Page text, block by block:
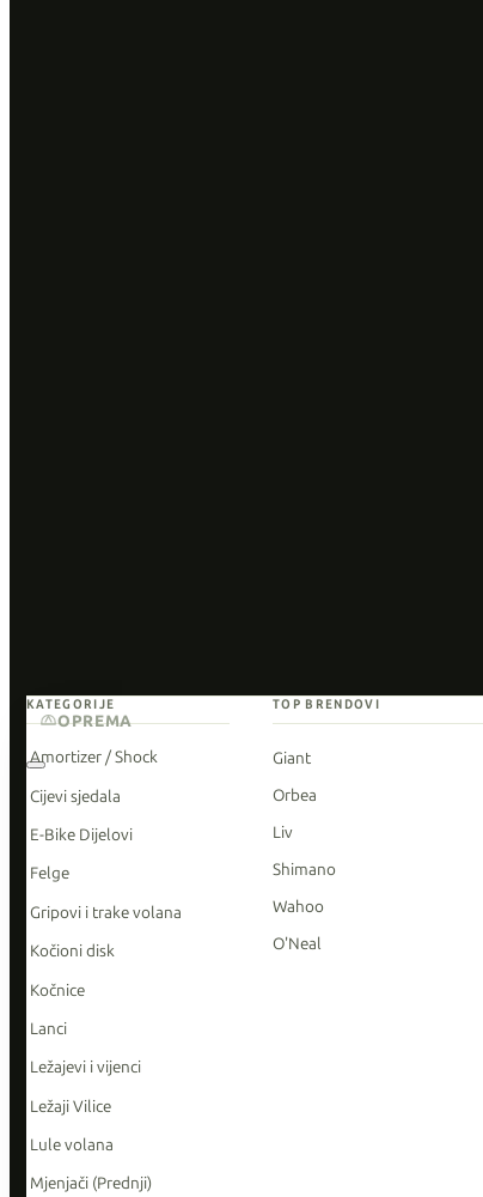
KATEGORIJE
Amortizer / Shock
Cijevi sjedala
E-Bike Dijelovi
Felge
Gripovi i trake volana
Kočioni disk
Kočnice
Lanci
Ležajevi i vijenci
Ležaji Vilice
Lule volana
Mjenjači (Prednji)
TOP BRENDOVI
Giant
Orbea
Liv
Shimano
Wahoo
O'Neal
OPREMA